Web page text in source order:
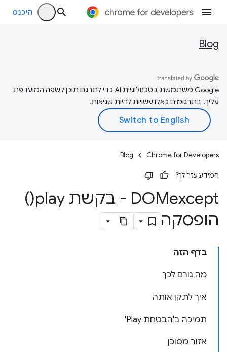
היכנס
Blog
‫Google משתמשת בטכנולוגיית AI כדי לתרגם תוכן לשפה המועדפת
עליך. בתרגומים כאלו עשויות להיות שגיאות.
Chrome for Developers
Blog
המידע עזר לך?
DOMexcept - בקשת play(
)
הופסקה
בדף הזה
מה גורם לכך
איך לתקן אותה
תמיכה ב'הבטחת Play'
אזור מסוכן